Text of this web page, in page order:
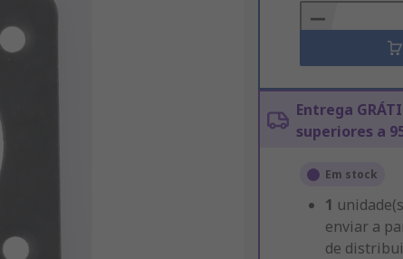
Basket
Entrega
superiores a
Em stock
1
enviar a
de